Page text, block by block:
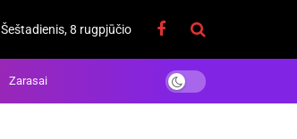
Šeštadienis, 8 rugpjūčio
Zarasai